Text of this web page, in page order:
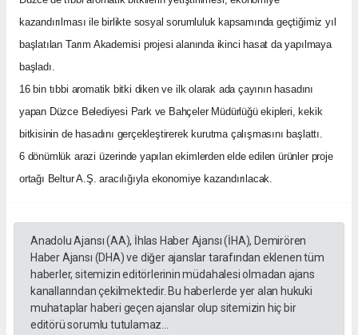
kazandırılması ile birlikte sosyal sorumluluk kapsamında geçtiğimiz yıl
başlatılan Tarım Akademisi projesi alanında ikinci hasat da yapılmaya
başladı.
16 bin tıbbi aromatik bitki diken ve ilk olarak ada çayının hasadını
yapan Düzce Belediyesi Park ve Bahçeler Müdürlüğü ekipleri, kekik
bitkisinin de hasadını gerçekleştirerek kurutma çalışmasını başlattı.
6 dönümlük arazi üzerinde yapılan ekimlerden elde edilen ürünler proje
ortağı Beltur A.Ş. aracılığıyla ekonomiye kazandırılacak.
Anadolu Ajansı (AA), İhlas Haber Ajansı (İHA), Demirören
Haber Ajansı (DHA) ve diğer ajanslar tarafından eklenen tüm
haberler, sitemizin editörlerinin müdahalesi olmadan ajans
kanallarından çekilmektedir. Bu haberlerde yer alan hukuki
muhataplar haberi geçen ajanslar olup sitemizin hiç bir
editörü sorumlu tutulamaz...